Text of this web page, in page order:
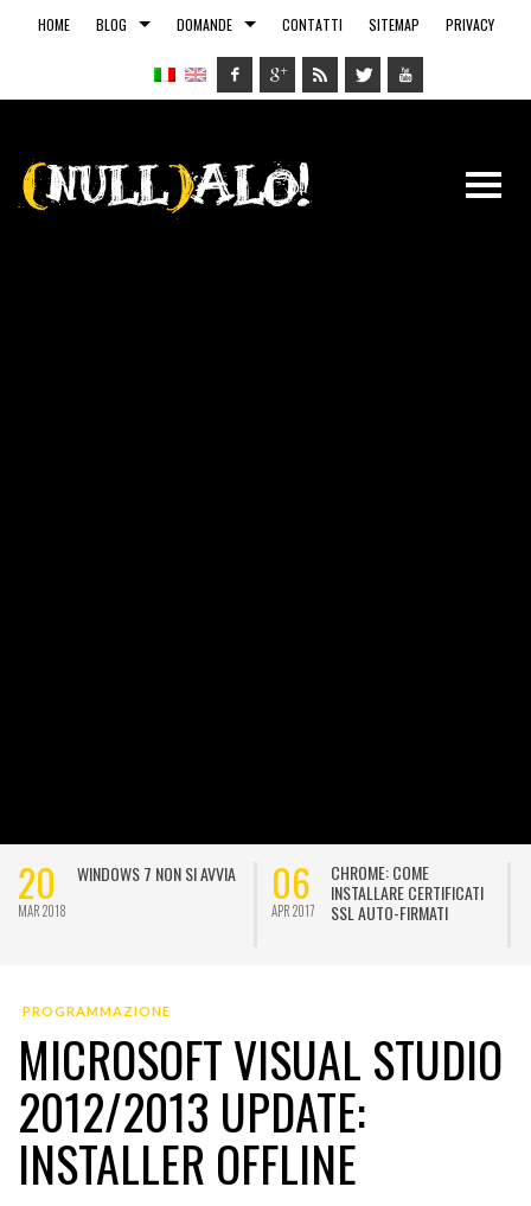
HOME BLOG DOMANDE CONTATTI SITEMAP PRIVACY
2017
CHROME: COME
INSTALLARE CERTIFICATI
SSL AUTO-FIRMATI
03
APR 2017
POSTFIX: COME
IDENTIFICARE UNO SCRIPT
PHP CHE INVIA SPAM
PROGRAMMAZIONE
MICROSOFT VISUAL STUDIO
2012/2013 UPDATE:
INSTALLER OFFLINE